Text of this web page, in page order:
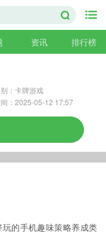
资讯 排行榜
：卡牌游戏
：2025-05-12 17:57
的手机趣味策略养成类